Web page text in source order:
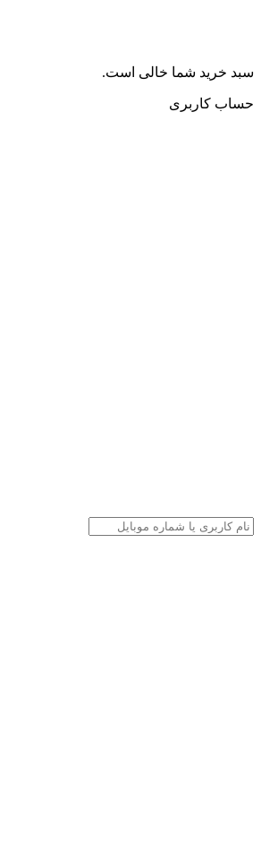
سبد خرید شما خالی است.
حساب کاربری